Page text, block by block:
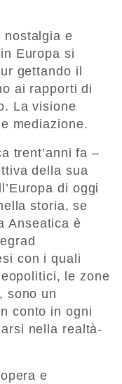
nostalgia e
Europa si
gettando il
ai rapporti di
La visione
mediazione.
trent’anni fa –
della sua
di oggi
storia, se
Anseatica è
con i quali
le zone
sono un
conto in ogni
nella realtà-
e